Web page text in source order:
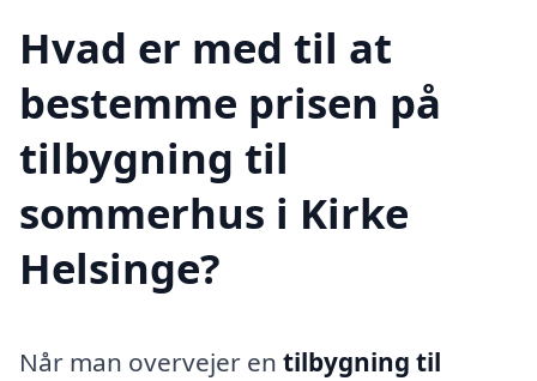
Hvad er med til at
bestemme prisen på
tilbygning til
sommerhus i Kirke
Helsinge?
Når man overvejer en tilbygning til